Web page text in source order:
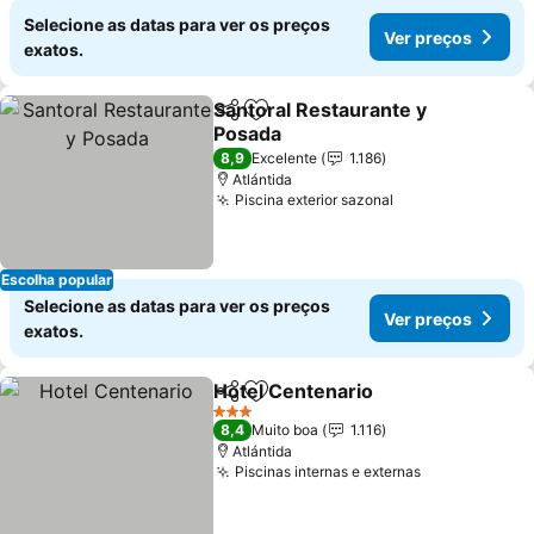
Selecione as datas para ver os preços
exatos.
Ver preços
Escolha popular
PartilharAdicionar aos favoritos
Santoral Restaurante y
Posada
8,9 Excelente
1.186
Atlántida
Piscina exterior sazonal
Selecione as datas para ver os preços
exatos.
Ver preços
PartilharAdicionar aos favoritos
Hotel Centenario
3 Estrelas
8,4 Muito boa
1.116
Atlántida
Piscinas internas e externas